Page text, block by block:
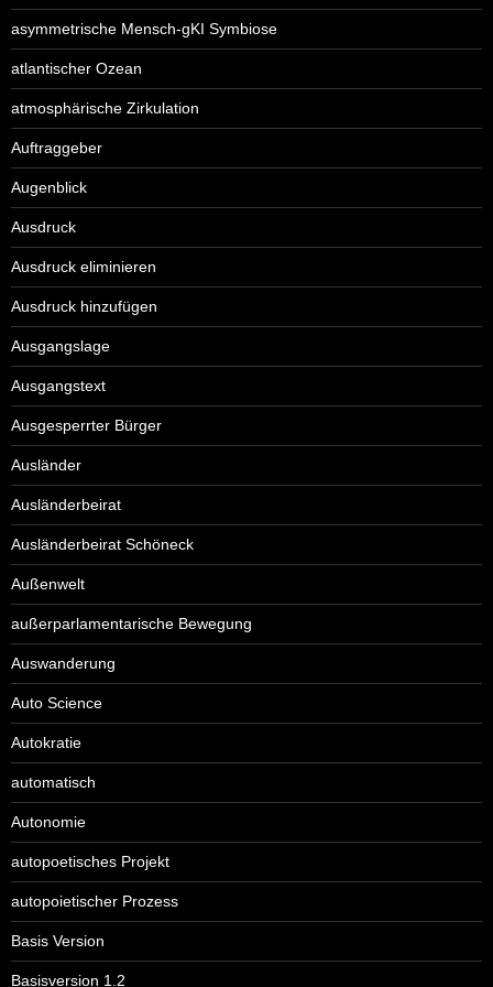
asymmetrische Mensch-gKI Symbiose
atlantischer Ozean
atmosphärische Zirkulation
Auftraggeber
Augenblick
Ausdruck
Ausdruck eliminieren
Ausdruck hinzufügen
Ausgangslage
Ausgangstext
Ausgesperrter Bürger
Ausländer
Ausländerbeirat
Ausländerbeirat Schöneck
Außenwelt
außerparlamentarische Bewegung
Auswanderung
Auto Science
Autokratie
automatisch
Autonomie
autopoetisches Projekt
autopoietischer Prozess
Basis Version
Basisversion 1.2